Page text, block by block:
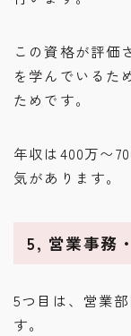
この資格が評価
を学んでいるた
ためです。
年収は400万〜
気があります。
5, 営業事務
5つ目は、営業
す。